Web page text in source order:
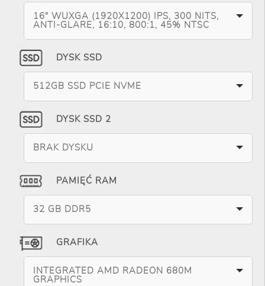
16" WUXGA (1920X1200) IPS, 300 NITS,
ANTI-GLARE, 16:10, 800:1, 45% NTSC
DYSK SSD
512GB SSD PCIE NVME
DYSK SSD 2
BRAK DYSKU
PAMIĘĆ RAM
32 GB DDR5
GRAFIKA
INTEGRATED AMD RADEON 680M
GRAPHICS